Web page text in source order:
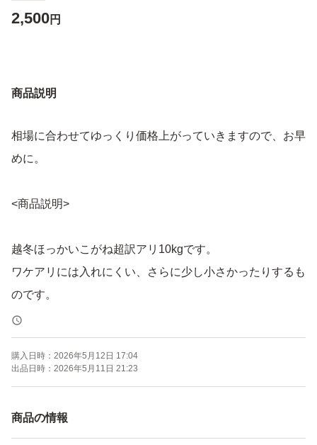
2,500円
商品説明
相場に合わせてゆっくり価格上がっていきますので、お早
めに。
<商品説明>
越冬ほっかいこがね超訳アリ10kgです。
ワケアリには入れにくい、さらに少し小さかったりするも
のです。
詳しい超ワケアリ理由
・擦れ
・黒あざなどいも肌が悪い
購入日時： 2026年5月12日 17:04
出品日時： 2026年5月11日 21:23
商品の情報